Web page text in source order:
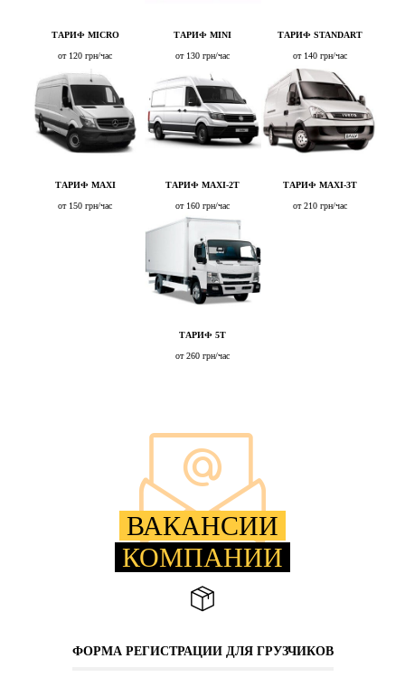
ТАРИФ MICRO
от 120 грн/час
ТАРИФ MINI
от 130 грн/час
ТАРИФ STANDART
от 140 грн/час
ТАРИФ MAXI
от 150 грн/час
ТАРИФ MAXI-2T
от 160 грн/час
ТАРИФ MAXI-3T
от 210 грн/час
ТАРИФ 5Т
от 260 грн/час
ВАКАНСИИ
КОМПАНИИ
ФОРМА РЕГИСТРАЦИИ ДЛЯ ГРУЗЧИКОВ